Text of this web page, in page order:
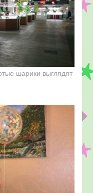
шарики выглядят